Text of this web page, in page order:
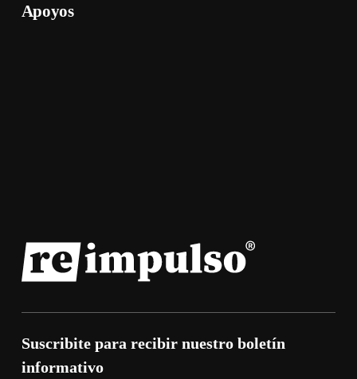
Apoyos
Suscribite para recibir nuestro boletín
informativo